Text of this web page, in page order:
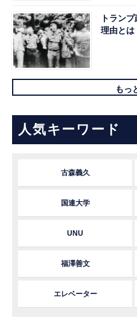
トラン
理由とは
もっ
人気キーワード
古森義久
国連大学
UNU
福澤善文
エレベーター